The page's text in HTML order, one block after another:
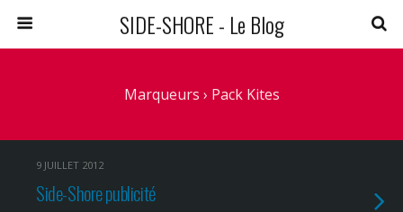
SIDE-SHORE - Le Blog
Marqueurs › Pack Kites
9 JUILLET 2012
Side-Shore publicité